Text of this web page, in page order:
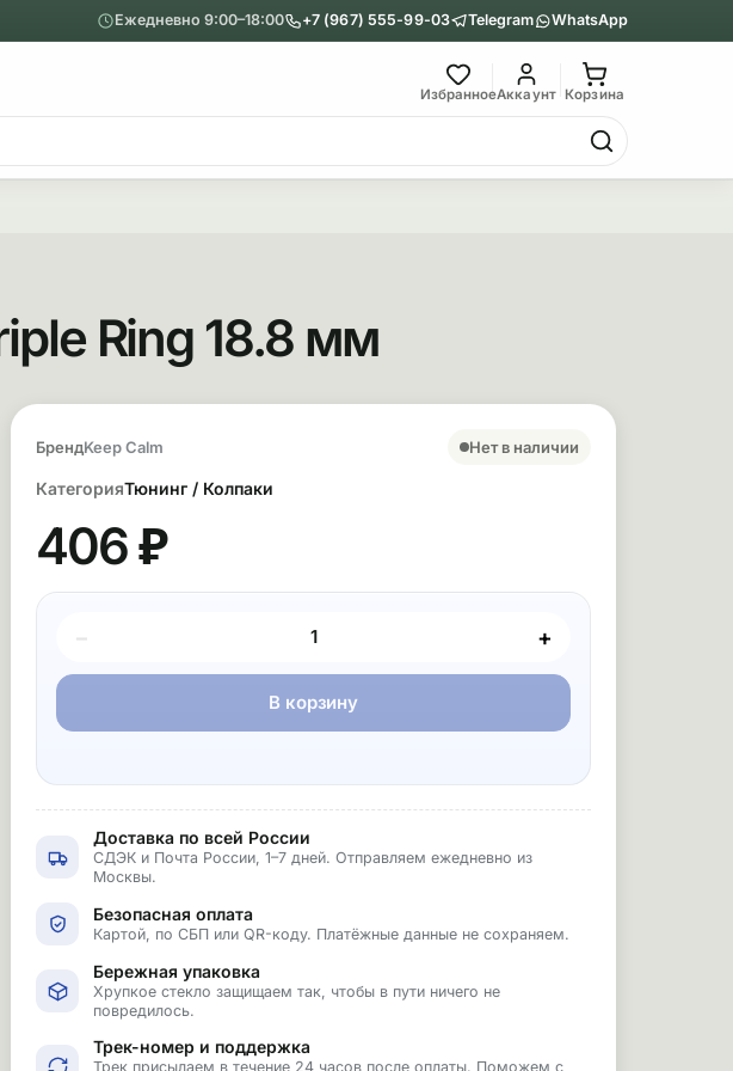
Ежедневно 9:00–18:00 +7 (967) 555-99-03 Telegram WhatsApp
ИзбранноеАккаунт Корзина
Главное меню
Гриндеры
Металлические
Ring 18.8 мм
Покупка и основные сведения
БрендKeep Calm Нет в наличии
КатегорияТюнинг / Колпаки
406 ₽
Покупка товара
− +
В корзину
Доставка по всей России
СДЭК и Почта России, 1–7 дней. Отправляем ежедневно из
Москвы.
Безопасная оплата
Картой, по СБП или QR-коду. Платёжные данные не сохраняем.
Бережная упаковка
Хрупкое стекло защищаем так, чтобы в пути ничего не
повредилось.
Трек-номер и поддержка
Трек присылаем в течение 24 часов после оплаты. Поможем с